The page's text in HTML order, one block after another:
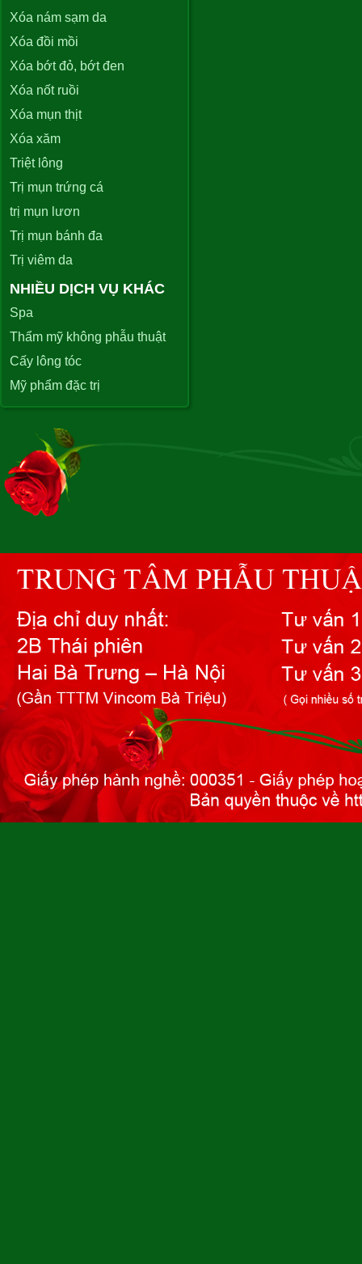
Xóa nám sạm da
Xóa đồi mồi
Xóa bớt đỏ, bớt đen
Xóa nốt ruồi
Xóa mụn thịt
Xóa xăm
Triệt lông
Trị mụn trứng cá
trị mụn lươn
Trị mụn bánh đa
Trị viêm da
NHIỀU DỊCH VỤ KHÁC
Spa
Thẩm mỹ không phẫu thuật
Cấy lông tóc
Mỹ phẩm đặc trị